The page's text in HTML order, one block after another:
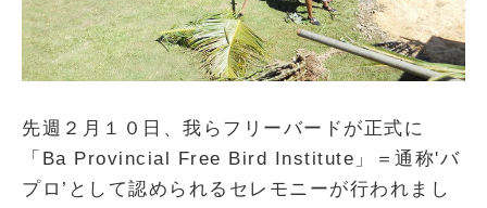
先週２月１０日、我らフリーバードが正式に
「Ba Provincial Free Bird Institute」＝通称'バ
プロ’として認められるセレモニーが行われまし